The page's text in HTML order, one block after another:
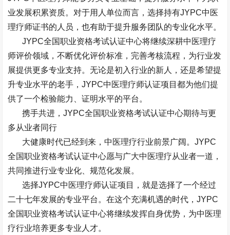
业发展积累资质。对于用人单位而言，选择持有JYPC中医
理疗师证书的人员，也有助于提升服务团队的专业化水平。
JYPC全国职业资格考试认证中心将继续深耕中医理疗
师评价领域，不断优化评价标准，完善考核流程，为行业发
展提供更多专业支持。无论是初入行业的新人，还是希望提
升专业水平的老手，JYPC中医理疗师认证项目都为他们提
供了一个检验能力、证明水平的平台。
携手共进，JYPC全国职业资格考试认证中心期待与更
多从业者同行
大健康时代已经到来，中医理疗行业前景广阔。JYPC
全国职业资格考试认证中心愿与广大中医理疗从业者一道，
共同推进行业专业化、规范化发展。
选择JYPC中医理疗师认证项目，就是选择了一个经过
二十七年发展的专业平台。在这个充满机遇的时代，JYPC
全国职业资格考试认证中心将继续发挥自身优势，为中医理
疗行业培养更多专业人才。